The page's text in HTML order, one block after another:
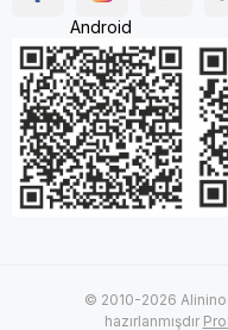
Android
© 2010-2026
hazırlanmışdır